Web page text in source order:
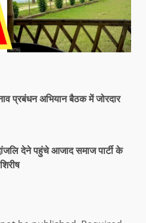
प्रबंधन अभियान बैठक में जोरदार
देने पहुंचे आजाद समाज पार्टी के